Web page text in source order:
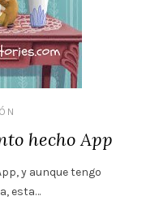
hecho App
y aunque tengo
esta…